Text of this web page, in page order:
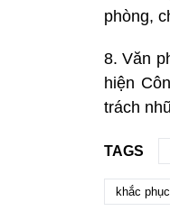
phòng,
8. Văn
hiện
trách
TAGS
khắc